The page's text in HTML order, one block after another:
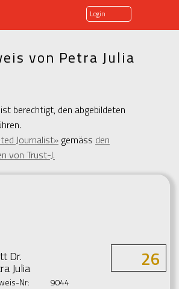
Login
von Petra Julia
berechtigt, den abgebildeten
Journalist» gemäss den
von Trust-J.
Dr.
Julia
Nr:
9044
26